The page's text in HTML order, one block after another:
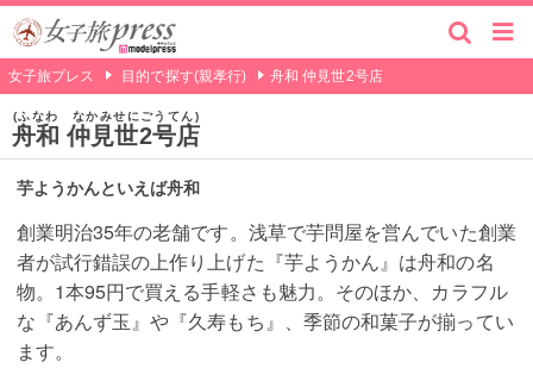
女子旅プレス 目的で探す(親孝行) 舟和 仲見世2号店
舟和 仲見世2号店
ふなわ なかみせにごうてん
芋ようかんといえば舟和
創業明治35年の老舗です。浅草で芋問屋を営んでいた創業
者が試行錯誤の上作り上げた『芋ようかん』は舟和の名
物。1本95円で買える手軽さも魅力。そのほか、カラフル
な『あんず玉』や『久寿もち』、季節の和菓子が揃ってい
ます。